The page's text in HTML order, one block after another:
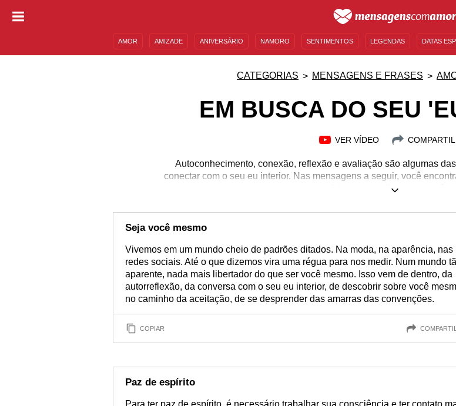
AMOR AMIZADE ANIVERSÁRIO NAMORO SENTIMENTOS LEGENDAS DATAS
CATEGORIAS MENSAGENS E FRASES
EM BUSCA DO SEU
VER VÍDEO
Autoconhecimento, conexão, reflexão e avaliação são algumas
conectar com o seu eu interior. Nas mensagens a seguir, você
sua vida e o seu olhar para você
Seja você mesmo
Vivemos em um mundo cheio de padrões ditados. Na moda, na aparência, nas
redes sociais. Até o que dizemos vira uma régua para nos medir. Num mundo
aparente, nada mais libertador do que ser você mesmo. Isso vem de dentro, da
autorreflexão, da conversa com o seu eu interior, de descobrir sobre você
no caminho da aceitação, de se desprender das amarras das convenções.
COPIAR
Paz de espírito
Para ter paz de espírito, é necessário trabalhar sua consciência e ter contato